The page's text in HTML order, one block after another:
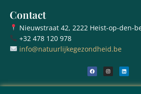
Contact
Nieuwstraat 42, 2222 Heist-op-den-
+32 478 120 978
info@natuurlijkegezondheid.be